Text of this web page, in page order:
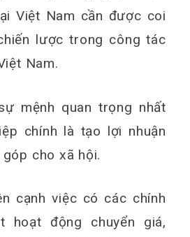
Việt Nam cần được coi
lược trong công tác
Nam.
mệnh quan trọng nhất
chính là tạo lợi nhuận
cho xã hội.
cạnh việc có các chính
hoạt động chuyển giá,